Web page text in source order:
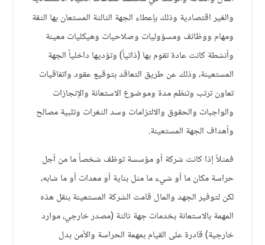
والغير اقتصادية وذلك بإعطاء الجهة الثالثة المستعان بها الثقة
ومهام ووظائف ومسؤوليات وصلاحيات وهيكليات معينة
وأنشطة كانت عادة تقوم بها (ذاتياً) وتؤديها داخلياً الجهة
المستعينة، وذلك عن طريق التعاقد بتوقيع عقود واتفاقيات
تعاون ترتب وتنظم مدة وموضوع الاستعانة والإنجازات
والواجبات والحقوق والالتزامات وسد الثغرات وتلبية مصالح
وأهداف الجهة المستعينة.
فمثلاً إذا كانت شركة أو مؤسسة توظف شخصاً ما من أجل
حراسة مكان ما أو شيء ما مثل بناية أو معدات أو ما شابه،
لكن لتوفير الجهد والمال قامت الشركة المستعينة بنقل هذه
المهمة بالاستعانة بخدمات جهة ثالثة (مصدر خارجي، موارد
خارجية) قادرة على القيام بمهمة الحراسة والأمن بدل